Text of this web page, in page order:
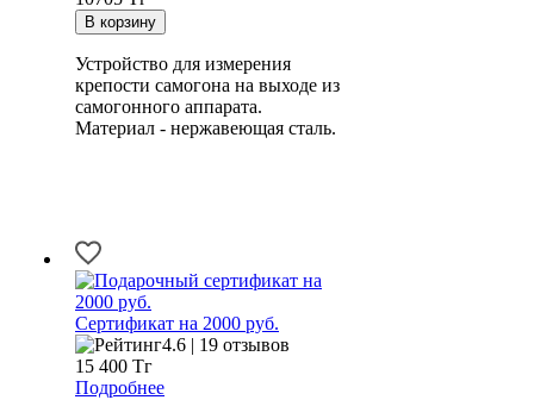
Устройство для измерения
крепости самогона на выходе из
самогонного аппарата.
Материал - нержавеющая сталь.
Сертификат на 2000 руб.
4.6 | 19 отзывов
15 400 Тг
Подробнее